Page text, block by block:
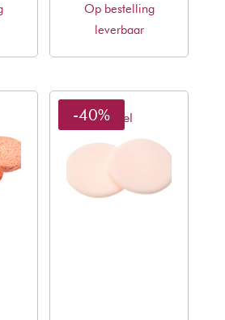
prijs
was:
prijs
is:
Op bestelling
leverbaar
Sibel
-40%